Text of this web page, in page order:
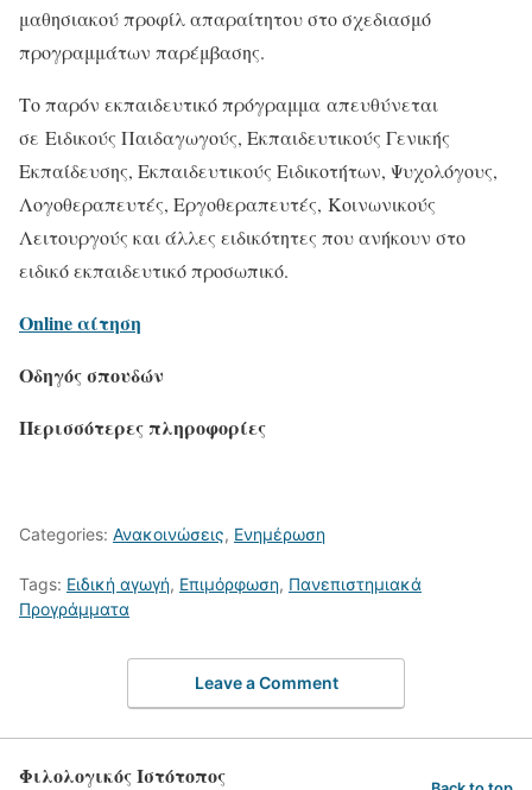
μαθησιακού προφίλ απαραίτητου στο σχεδιασμό
προγραμμάτων παρέμβασης.
Το παρόν εκπαιδευτικό πρόγραμμα απευθύνεται
σε Ειδικούς Παιδαγωγούς, Εκπαιδευτικούς Γενικής
Εκπαίδευσης, Εκπαιδευτικούς Ειδικοτήτων, Ψυχολόγους,
Λογοθεραπευτές, Εργοθεραπευτές, Κοινωνικούς
Λειτουργούς και άλλες ειδικότητες που ανήκουν στο
ειδικό εκπαιδευτικό προσωπικό.
Online αίτηση
Οδηγός σπουδών
Περισσότερες πληροφορίες
Categories: Ανακοινώσεις, Ενημέρωση
Tags: Ειδική αγωγή, Επιμόρφωση, Πανεπιστημιακά
Προγράμματα
Leave a Comment
Φιλολογικός Ιστότοπος